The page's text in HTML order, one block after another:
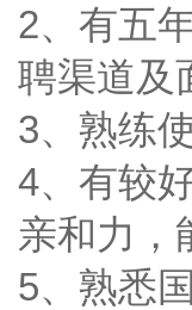
2、有五
聘渠道及
3、熟练
4、有较
亲和力，
5、熟悉